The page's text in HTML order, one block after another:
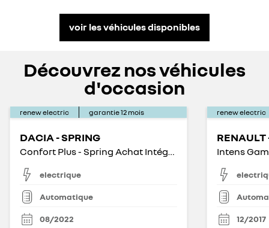
voir les véhicules disponibles
Découvrez nos véhicules
d'occasion
renew electric garantie12 mois
DACIA - SPRING
Confort Plus - Spring Achat Intégral
electrique
Automatique
08/2022
renew electric
Intens
12/2017